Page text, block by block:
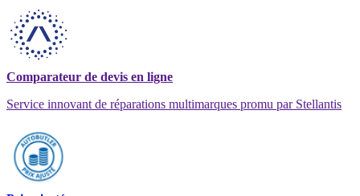
Comparateur de devis en ligne
Service innovant de réparations multimarques promu par Stellantis